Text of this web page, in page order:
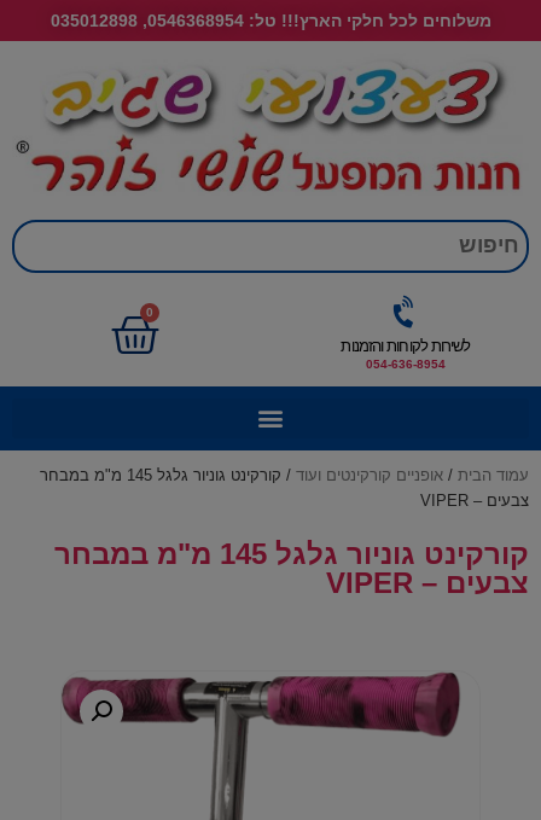
משלוחים לכל חלקי הארץ!!! טל: 0546368954, 035012898
לשירות לקוחות והזמנות
054-636-8954
0
עמוד הבית / אופניים קורקינטים ועוד
/ קורקינט גוניור גלגל 145 מ"מ במבחר
צבעים – VIPER
קורקינט גוניור גלגל 145 מ"מ במבחר
צבעים – VIPER